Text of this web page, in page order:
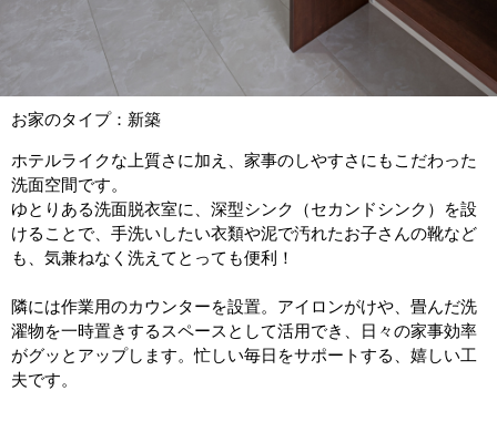
お家のタイプ：新築
ホテルライクな上質さに加え、家事のしやすさにもこだわった
洗面空間です。
ゆとりある洗面脱衣室に、深型シンク（セカンドシンク）を設
けることで、手洗いしたい衣類や泥で汚れたお子さんの靴など
も、気兼ねなく洗えてとっても便利！
隣には作業用のカウンターを設置。アイロンがけや、畳んだ洗
濯物を一時置きするスペースとして活用でき、日々の家事効率
がグッとアップします。忙しい毎日をサポートする、嬉しい工
夫です。